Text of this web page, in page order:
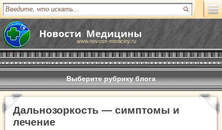
www.novosti-mediciny.ru
Выберите рубрику блога
Дальнозоркость — симптомы и
лечение